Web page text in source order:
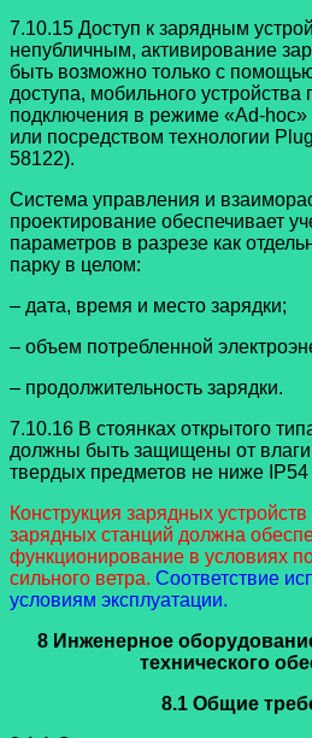
7.10.15 Доступ к зарядным
непубличным, активирование
быть возможно только с
доступа, мобильного
подключения в режиме «Ad-hoc»
или посредством технологии
58122).
Система управления и
проектирование обеспечивает
параметров в разрезе как
парку в целом:
– дата, время и место зарядки;
– объем потребленной
– продолжительность зарядки.
7.10.16 В стоянках открытого
должны быть защищены от
твердых предметов не ниже
Конструкция зарядных
зарядных станций должна
функционирование в условиях
сильного ветра. Соответствие
условиям эксплуатации.
8 Инженерное
технического
8.1 Общие